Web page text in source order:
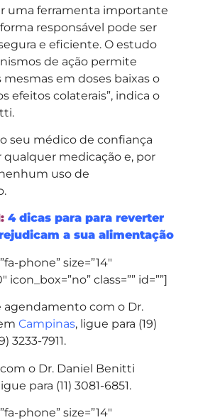
uma ferramenta importante
responsável pode ser
e eficiente. O estudo
de ação permite
em doses baixas o
efeitos colaterais”, indica o
seu médico de confiança
qualquer medicação e, por
uso de
4 dicas para para reverter
a sua alimentação
phone” size=”14″
icon_box=”no” class=”” id=””]
agendamento com o Dr.
Campinas, ligue para (19)
3233-7911.
o Dr. Daniel Benitti
para (11) 3081-6851.
phone” size=”14″